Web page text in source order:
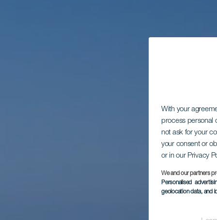
With your
process personal
not ask for your
your consent or
or in our Privacy
We and our partners
Personalised
geolocation data, and